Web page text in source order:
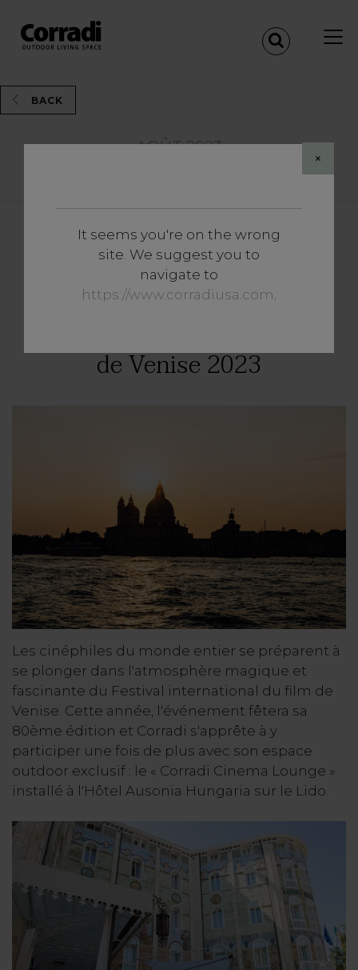
×
It seems you're on the wrong
site. We suggest you to
navigate to
https://www.corradiusa.com.
BACK
AOÛT 2023
Approfondissements
Corradi Cinema Lounge: le
compte à rebours commence
de Venise 2023
Les cinéphiles du monde entier se préparent à
se plonger dans l'atmosphère magique et
fascinante du Festival international du film de
Venise. Cette année, l'événement fêtera sa
80ème édition et Corradi s'apprête à y
participer une fois de plus avec son espace
outdoor exclusif : le « Corradi Cinema Lounge »
installé à l'Hôtel Ausonia Hungaria sur le Lido.